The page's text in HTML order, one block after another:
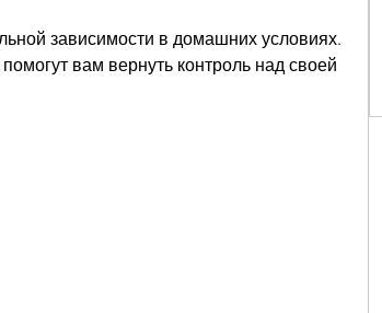
зависимости в домашних условиях.
вам вернуть контроль над своей